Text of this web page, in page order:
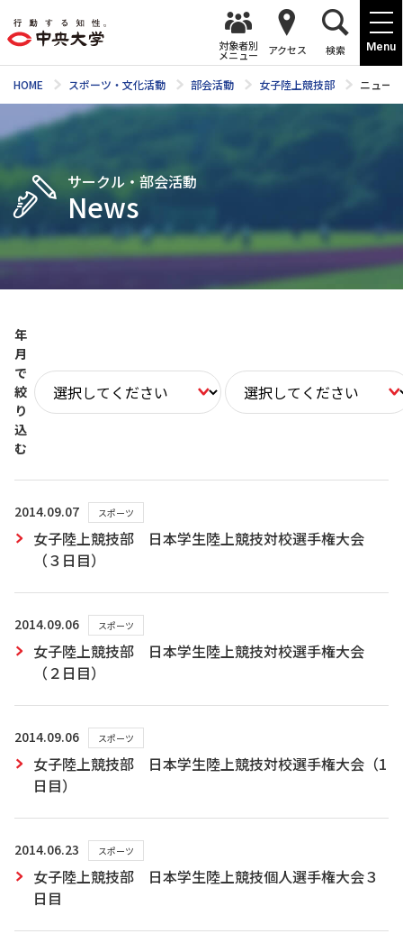
Menu
対象者別
メニュー アクセス 検索
HOME スポーツ・文化活動 部会活動 女子陸上競技部 ニュース
サークル・部会活動
News
年
月
で
絞
り
込
む
2014.09.07 スポーツ
女子陸上競技部 日本学生陸上競技対校選手権大会
（３日目）
2014.09.06 スポーツ
女子陸上競技部 日本学生陸上競技対校選手権大会
（２日目）
2014.09.06 スポーツ
女子陸上競技部 日本学生陸上競技対校選手権大会（1
日目）
2014.06.23 スポーツ
女子陸上競技部 日本学生陸上競技個人選手権大会３
日目